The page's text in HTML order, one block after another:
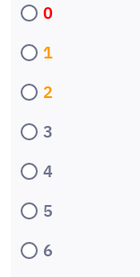
0
1
2
3
4
5
6